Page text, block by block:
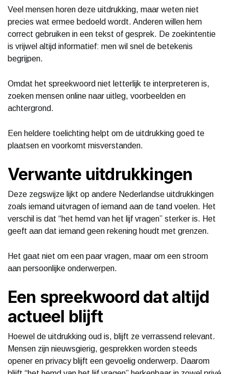
Veel mensen horen deze uitdrukking, maar weten niet
precies wat ermee bedoeld wordt. Anderen willen hem
correct gebruiken in een tekst of gesprek. De zoekintentie
is vrijwel altijd informatief: men wil snel de betekenis
begrijpen.
Omdat het spreekwoord niet letterlijk te interpreteren is,
zoeken mensen online naar uitleg, voorbeelden en
achtergrond.
Een heldere toelichting helpt om de uitdrukking goed te
plaatsen en voorkomt misverstanden.
Verwante uitdrukkingen
Deze zegswijze lijkt op andere Nederlandse uitdrukkingen
zoals iemand uitvragen of iemand aan de tand voelen. Het
verschil is dat “het hemd van het lijf vragen” sterker is. Het
geeft aan dat iemand geen rekening houdt met grenzen.
Het gaat niet om een paar vragen, maar om een stroom
aan persoonlijke onderwerpen.
Een spreekwoord dat altijd
actueel blijft
Hoewel de uitdrukking oud is, blijft ze verrassend relevant.
Mensen zijn nieuwsgierig, gesprekken worden steeds
opener en privacy blijft een gevoelig onderwerp. Daarom